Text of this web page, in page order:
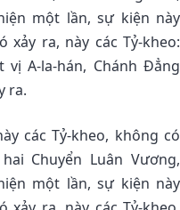
một lần, sự kiện này
xảy ra, này các Tỷ-kheo:
A-la-hán, Chánh Ðẳng
ra.
các Tỷ-kheo, không có
Chuyển Luân Vương,
một lần, sự kiện này